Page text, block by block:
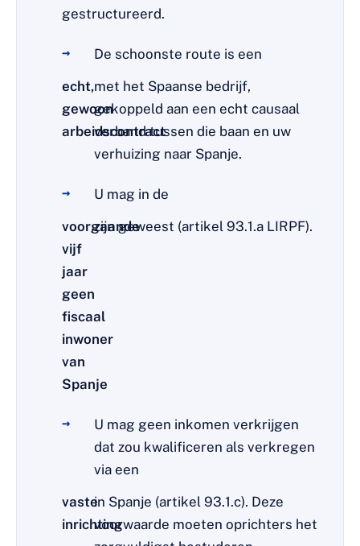
gestructureerd.
De schoonste route is een
echt,
gewoon
arbeidscontract
met het Spaanse bedrijf,
gekoppeld aan een echt causaal
verband tussen die baan en uw
verhuizing naar Spanje.
U mag in de
voorgaande
vijf
jaar
geen
fiscaal
inwoner
van
Spanje
zijn geweest (artikel 93.1.a LIRPF).
U mag geen inkomen verkrijgen
dat zou kwalificeren als verkregen
via een
vaste
inrichting
in Spanje (artikel 93.1.c). Deze
voorwaarde moeten oprichters het